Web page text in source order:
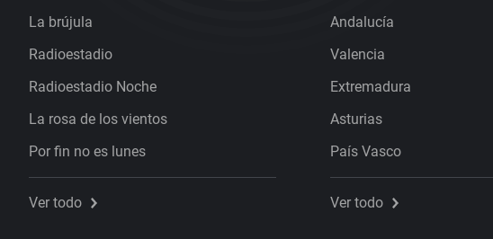
La brújula
Radioestadio
Radioestadio Noche
La rosa de los vientos
Por fin no es lunes
Ver todo
Andalucía
Valencia
Extremadura
Asturias
País Vasco
Ver todo